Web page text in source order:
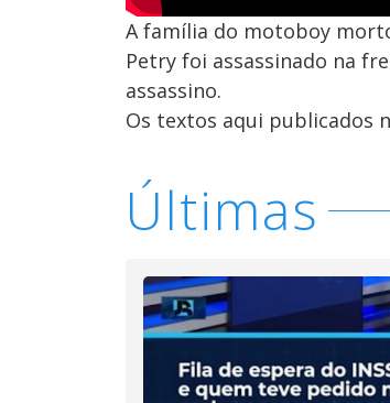
A família do motoboy
Petry foi assassinado na
assassino.
Os textos aqui publicados
Últimas